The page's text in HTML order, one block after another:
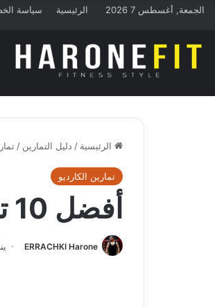
الجمعة, أغسطس 7 2026 الرئيسية سياسة
الرئيسية / دليل التمارين /
تمارين الكارديو
أفضل 10 تمارين الإطالة بعد الجري 2022
ERRACHKI Harone